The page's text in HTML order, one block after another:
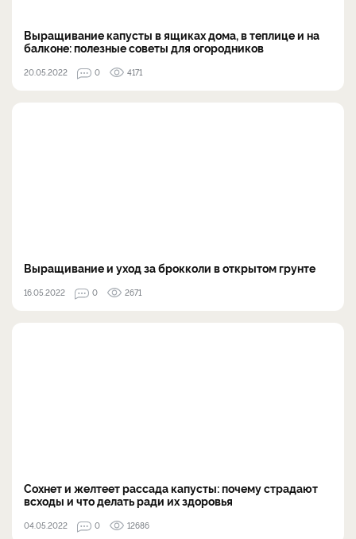
Выращивание капусты в ящиках дома, в теплице и на
балконе: полезные советы для огородников
20.05.2022 0 4171
Выращивание и уход за брокколи в открытом грунте
16.05.2022 0 2671
Сохнет и желтеет рассада капусты: почему страдают
всходы и что делать ради их здоровья
04.05.2022 0 12686